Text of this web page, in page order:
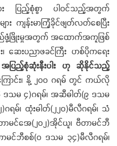
း ပြည့်စုံစွာ ပါဝင်သည့်အတွက်
ကျန်းမာကြံ့ခိုင်ဖျတ်လတ်စေပြီး
ည်ဖွံ့ဖြိုးမှုအတွက် အထောက်အကူဖြစ်
း၊ ဆေးပညာဖခင်ကြီး ဟစ်ပိုကရေး
ြည့်စုံဆုံးနီးပါး ဟု ဆိုနိုင်သည့်
ောင်း၊ နို့ ၂၀၀ ဂရမ် တွင် ကယ်လို
ဒသမ ၄)ဂရမ်၊ အဆီဓါတ်(၉ ဒသမ
ရမ်၊ ထုံးဓါတ်(၂၂၀)မီလီဂရမ်၊ သံ
မင်အေ(၂၀၂)အိုင်ယူ၊ ဗီတာမင်ဘီ
မင်ဘီစစ်(၀ ဒသမ ၃၄)မီလီဂရမ်၊